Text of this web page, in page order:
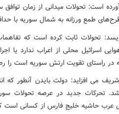
است: تحولات میدانی از زمان
طمع ورزانه به شمال سوریه با
تحولات ثابت کرده است که
اسرائیل محلی از اعراب ندارد یا
در راستای تقویت ارتش سوریه است
می افزاید: دولت بایدن آنطور
تحرکات جدید در عرصه تحولات
عرب حاشیه خلیج فارس از کسانی است